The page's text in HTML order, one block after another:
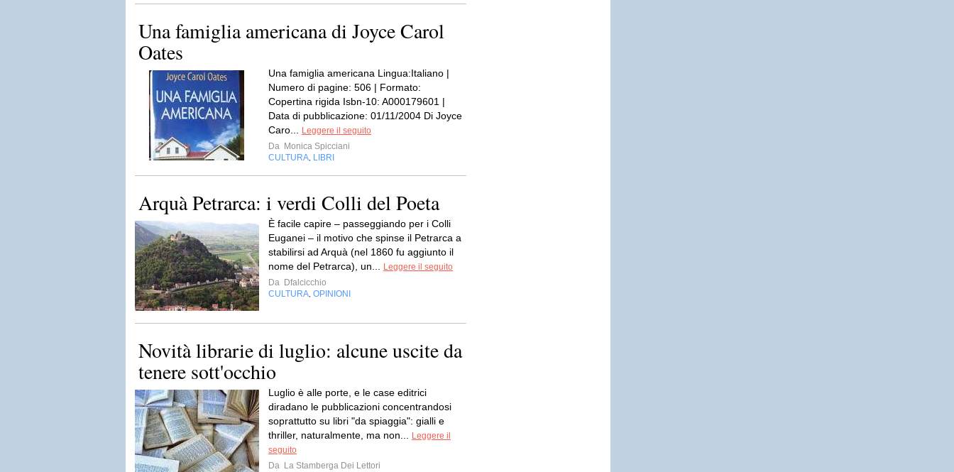
Una famiglia americana di Joyce Carol
Oates
Una famiglia americana Lingua:Italiano |
Numero di pagine: 506 | Formato:
Copertina rigida Isbn-10: A000179601 |
Data di pubblicazione: 01/11/2004 Di Joyce
Caro...
Leggere il seguito
Da Monica Spicciani
CULTURA LIBRI
Arquà Petrarca: i verdi Colli del Poeta
È facile capire – passeggiando per i Colli
Euganei – il motivo che spinse il Petrarca a
stabilirsi ad Arquà (nel 1860 fu aggiunto il
nome del Petrarca), un...
Leggere il seguito
Da Dfalcicchio
CULTURA OPINIONI
Novità librarie di luglio: alcune uscite da
tenere sott'occhio
Luglio è alle porte, e le case editrici
diradano le pubblicazioni concentrandosi
soprattutto su libri "da spiaggia": gialli e
thriller, naturalmente, ma non...
Leggere il
seguito
Da La Stamberga Dei Lettori